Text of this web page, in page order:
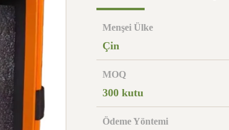
Menşei Ülke
Çin
MOQ
300 kutu
Ödeme Yöntemi